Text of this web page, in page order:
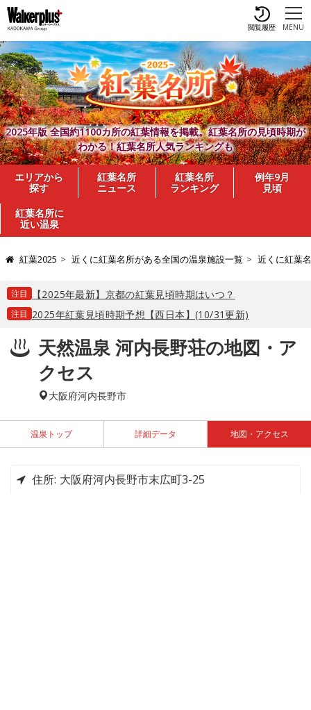
MENU
閲覧履歴
2025年版 全国約1100カ所の紅葉情報を掲載。紅葉名所の見頃時期が
わかる！紅葉名所人気ランキングも
エリアから
探す
紅葉名所
ニュース
紅葉名所
ランキング
例年9月
見頃
紅葉名所に
近い温泉
紅葉2025 近くに紅葉名所がある全国の温泉施設一覧 近くに紅葉
注目 【2025年最新】京都の紅葉見頃時期はいつ？
注目 2025年紅葉見頃時期予想【西日本】(10/31更新)
天然温泉 河内長野荘の地図・ア
クセス
大阪府河内長野市
温泉トップ 詳細データ 地図・アクセス
住所: 大阪府河内長野市末広町3-25